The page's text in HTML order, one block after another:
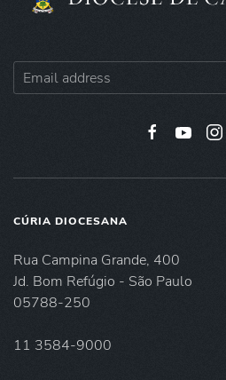
CÚRIA DIOCESANA
Rua Campina Grande, 400
Jd. Bom Refúgio - São Paulo
05788-250
11 3584-9000